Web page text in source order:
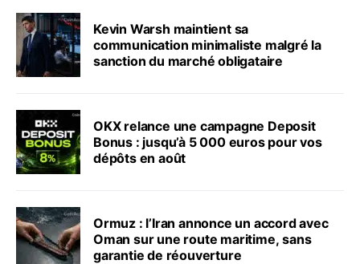
Kevin Warsh maintient sa
communication minimaliste malgré la
sanction du marché obligataire
OKX relance une campagne Deposit
Bonus : jusqu’à 5 000 euros pour vos
dépôts en août
Ormuz : l’Iran annonce un accord avec
Oman sur une route maritime, sans
garantie de réouverture